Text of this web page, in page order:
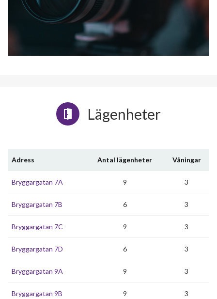
Lägenheter
Adress Antal lägenheter Våningar
Bryggargatan 7A 9 3
Bryggargatan 7B 6 3
Bryggargatan 7C 9 3
Bryggargatan 7D 6 3
Bryggargatan 9A 9 3
Bryggargatan 9B 9 3